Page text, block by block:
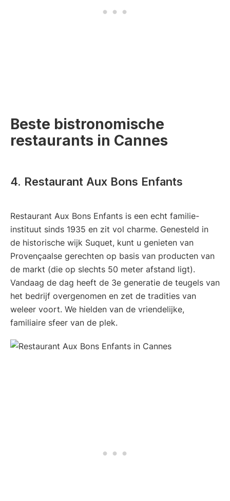
Beste bistronomische
restaurants in Cannes
4. Restaurant Aux Bons Enfants
Restaurant Aux Bons Enfants is een echt familie-
instituut sinds 1935 en zit vol charme. Genesteld in
de historische wijk Suquet, kunt u genieten van
Provençaalse gerechten op basis van producten van
de markt (die op slechts 50 meter afstand ligt).
Vandaag de dag heeft de 3e generatie de teugels van
het bedrijf overgenomen en zet de tradities van
weleer voort. We hielden van de vriendelijke,
familiaire sfeer van de plek.